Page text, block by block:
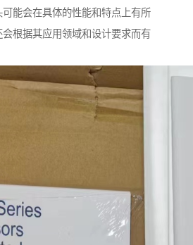
能会在具体的性能和特点上有所
根据其应用领域和设计要求而有